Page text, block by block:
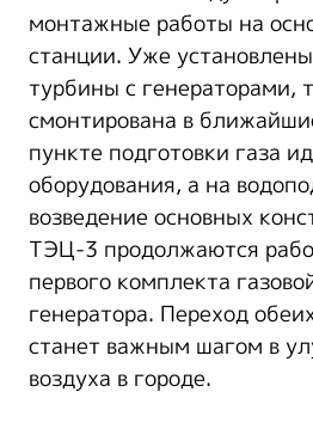
монтажные работы на
станции. Уже
турбины с генераторами,
смонтирована в
пункте подготовки газа
оборудования, а на
возведение основных
ТЭЦ-3 продолжаются
первого комплекта
генератора. Переход
станет важным шагом в
воздуха в городе.